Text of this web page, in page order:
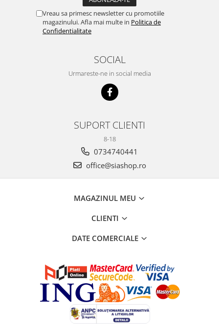
Vreau sa primesc newsletter cu promotiile
magazinului. Afla mai multe in Politica de
Confidentialitate
SOCIAL
Urmareste-ne in social media
SUPORT CLIENTI
8-18
0734740441
office@siashop.ro
MAGAZINUL MEU
CLIENTI
DATE COMERCIALE